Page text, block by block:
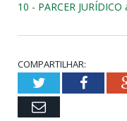
10 - PARCER JURÍDICO
COMPARTILHAR:
Twitter
Email